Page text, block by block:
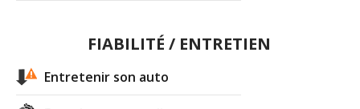
FIABILITÉ / ENTRETIEN
Entretenir son auto